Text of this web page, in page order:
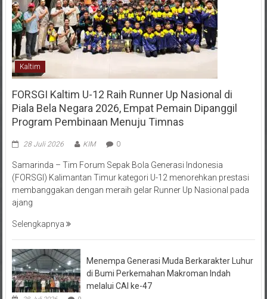
Kaltim
FORSGI Kaltim U-12 Raih Runner Up Nasional di
Piala Bela Negara 2026, Empat Pemain Dipanggil
Program Pembinaan Menuju Timnas
28 Juli 2026 KIM 0
Samarinda – Tim Forum Sepak Bola Generasi Indonesia
(FORSGI) Kalimantan Timur kategori U-12 menorehkan prestasi
membanggakan dengan meraih gelar Runner Up Nasional pada
ajang
Selengkapnya
Menempa Generasi Muda Berkarakter Luhur
di Bumi Perkemahan Makroman Indah
melalui CAI ke-47